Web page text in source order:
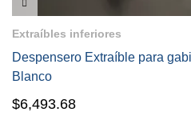
Extraíbles inferiores
Despensero Extraíble para
Blanco
$6,493.68